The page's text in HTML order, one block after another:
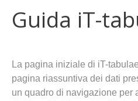
Guida iT-
La pagina iniziale di iT-
pagina riassuntiva dei dati
un quadro di navigazione per